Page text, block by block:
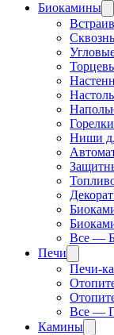
Биокамины
Ниши
Все —
Печи
Печи-
Все —
Камины